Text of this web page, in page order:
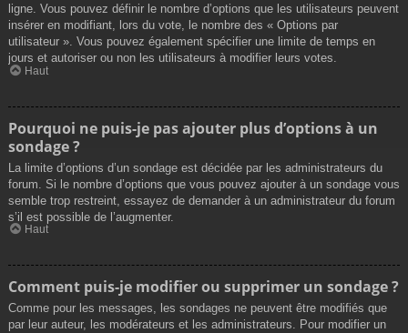
ligne. Vous pouvez définir le nombre d’options que les utilisateurs peuvent
insérer en modifiant, lors du vote, le nombre des « Options par
utilisateur ». Vous pouvez également spécifier une limite de temps en
jours et autoriser ou non les utilisateurs à modifier leurs votes.
Haut
Pourquoi ne puis-je pas ajouter plus d’options à un
sondage ?
La limite d’options d’un sondage est décidée par les administrateurs du
forum. Si le nombre d’options que vous pouvez ajouter à un sondage vous
semble trop restreint, essayez de demander à un administrateur du forum
s’il est possible de l’augmenter.
Haut
Comment puis-je modifier ou supprimer un sondage ?
Comme pour les messages, les sondages ne peuvent être modifiés que
par leur auteur, les modérateurs et les administrateurs. Pour modifier un